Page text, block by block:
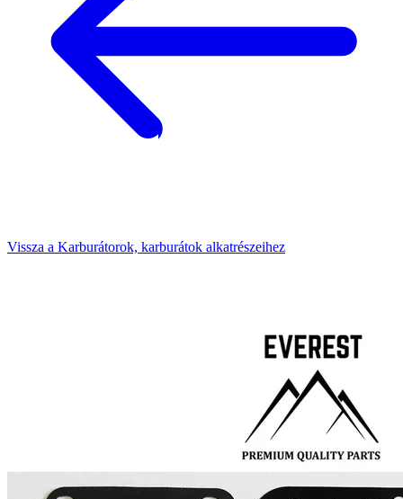
Vissza a Karburátorok, karburátok alkatrészeihez